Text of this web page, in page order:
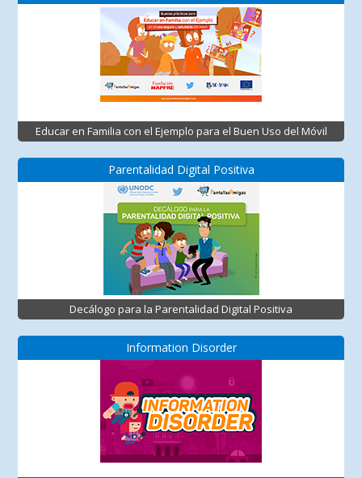
Educar en Familia con el Ejemplo para el Buen Uso del Móvil
Parentalidad Digital Positiva
Decálogo para la Parentalidad Digital Positiva
Information Disorder